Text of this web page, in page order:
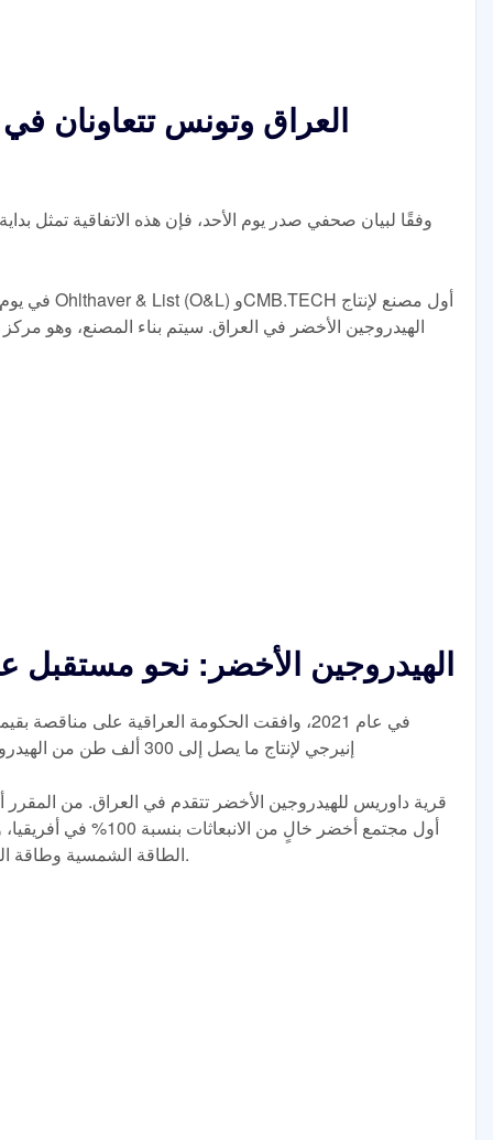
العراق وتونس تتعاونان
وفقًا لبيان صحفي صدر يوم الأحد، فإن هذه الاتفاقية
الهيدروجين الأخضر في العراق. سيتم بناء المصنع، وهو
الهيدروجين الأخضر: نحو مستقبل
إنيرجي لإنتاج ما يصل إلى 300 ألف طن من الهيدروجين الأخضر سنويًا في منطقة تساو/خايب
قرية داوريس للهيدروجين الأخضر تتقدم في العراق. من
أول مجتمع أخضر خالٍ من
الطاقة الشمسية وطاقة الرياح والهيدروجين والأمونيا وشبكات النقل.